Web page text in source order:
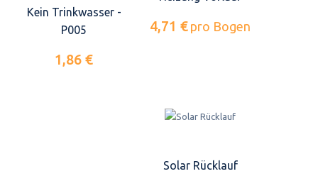
Kein Trinkwasser -
P005
1,86 €
4,71 € pro Bogen
Solar Rücklauf